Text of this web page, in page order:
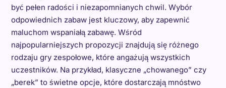
być pełen radości i niezapomnianych chwil. Wybór
odpowiednich zabaw jest kluczowy, aby zapewnić
maluchom wspaniałą zabawę. Wśród
najpopularniejszych propozycji znajdują się różnego
rodzaju gry zespołowe, które angażują wszystkich
uczestników. Na przykład, klasyczne „chowanego” czy
„berek” to świetne opcje, które dostarczają mnóstwo